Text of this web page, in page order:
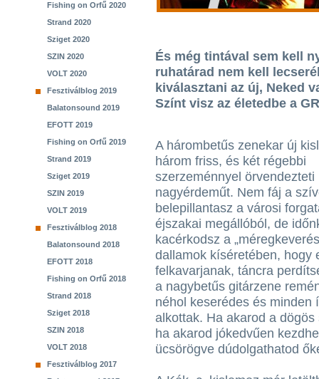
Fishing on Orfű 2020
Strand 2020
Sziget 2020
SZIN 2020
VOLT 2020
Fesztiválblog 2019
Balatonsound 2019
EFOTT 2019
Fishing on Orfű 2019
Strand 2019
Sziget 2019
SZIN 2019
VOLT 2019
Fesztiválblog 2018
Balatonsound 2018
EFOTT 2018
Fishing on Orfű 2018
Strand 2018
Sziget 2018
SZIN 2018
VOLT 2018
Fesztiválblog 2017
És még tintával sem kell
ruhatárad nem kell
kiválasztani az új, Neked
Színt visz az életedbe a
A hárombetűs zenekar új
három friss, és két régebbi
szerzeménnyel örvendezteti
nagyérdeműt. Nem fáj a
belepillantasz a városi
éjszakai megállóból, de
kacérkodsz a
dallamok kíséretében, hogy
felkavarjanak, táncra
a nagybetűs gitárzene
néhol keserédes és minden
alkottak. Ha akarod a
ha akarod jókedvűen
ücsörögve dúdolgathatod